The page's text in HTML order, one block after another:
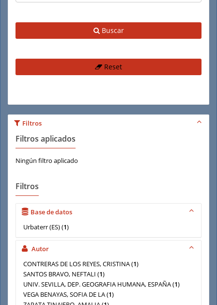
Buscar
Reset
Filtros
Filtros aplicados
Ningún filtro aplicado
Filtros
Base de datos
Urbaterr (ES)(1)
Autor
CONTRERAS DE LOS REYES, CRISTINA(1)
SANTOS BRAVO, NEFTALI (1)
UNIV. SEVILLA, DEP. GEOGRAFIA HUMANA, ESPAÑA(1)
VEGA BENAYAS, SOFIA DE LA(1)